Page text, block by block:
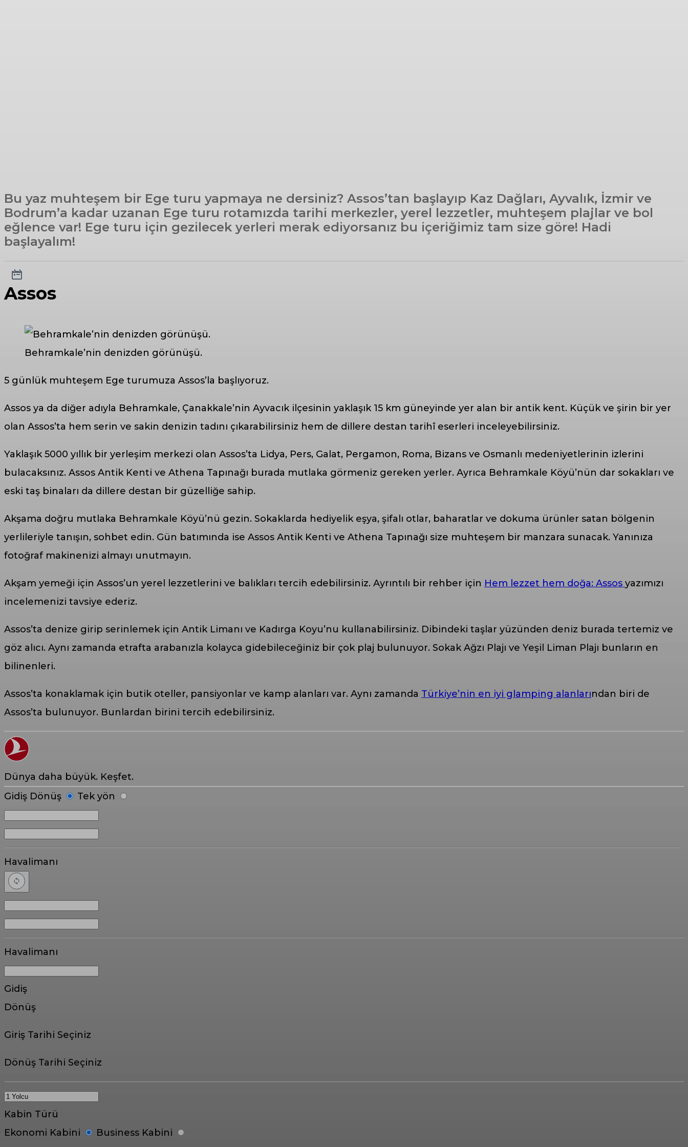
Bu yaz muhteşem bir Ege turu yapmaya ne dersiniz? Assos’tan başlayıp Kaz Dağları, Ayvalık, İzmir ve
Bodrum’a kadar uzanan Ege turu rotamızda tarihi merkezler, yerel lezzetler, muhteşem plajlar ve bol
eğlence var! Ege turu için gezilecek yerleri merak ediyorsanız bu içeriğimiz tam size göre! Hadi
başlayalım!
Assos
Behramkale’nin denizden görünüşü.
5 günlük muhteşem Ege turumuza Assos’la başlıyoruz.
Assos ya da diğer adıyla Behramkale, Çanakkale’nin Ayvacık ilçesinin yaklaşık 15 km güneyinde yer alan bir antik kent. Küçük ve şirin bir yer
olan Assos’ta hem serin ve sakin denizin tadını çıkarabilirsiniz hem de dillere destan tarihî eserleri inceleyebilirsiniz.
Yaklaşık 5000 yıllık bir yerleşim merkezi olan Assos’ta Lidya, Pers, Galat, Pergamon, Roma, Bizans ve Osmanlı medeniyetlerinin izlerini
bulacaksınız. Assos Antik Kenti ve Athena Tapınağı burada mutlaka görmeniz gereken yerler. Ayrıca Behramkale Köyü’nün dar sokakları ve
eski taş binaları da dillere destan bir güzelliğe sahip.
Akşama doğru mutlaka Behramkale Köyü’nü gezin. Sokaklarda hediyelik eşya, şifalı otlar, baharatlar ve dokuma ürünler satan bölgenin
yerlileriyle tanışın, sohbet edin. Gün batımında ise Assos Antik Kenti ve Athena Tapınağı size muhteşem bir manzara sunacak. Yanınıza
fotoğraf makinenizi almayı unutmayın.
Akşam yemeği için Assos’un yerel lezzetlerini ve balıkları tercih edebilirsiniz. Ayrıntılı bir rehber için Hem lezzet hem doğa: Assos yazımızı
incelemenizi tavsiye ederiz.
Assos’ta denize girip serinlemek için Antik Limanı ve Kadırga Koyu’nu kullanabilirsiniz. Dibindeki taşlar yüzünden deniz burada tertemiz ve
göz alıcı. Aynı zamanda etrafta arabanızla kolayca gidebileceğiniz bir çok plaj bulunuyor. Sokak Ağzı Plajı ve Yeşil Liman Plajı bunların en
bilinenleri.
Assos’ta konaklamak için butik oteller, pansiyonlar ve kamp alanları var. Aynı zamanda Türkiye’nin en iyi glamping alanlarından biri de
Assos’ta bulunuyor. Bunlardan birini tercih edebilirsiniz.
Dünya daha büyük. Keşfet.
Gidiş Dönüş
Tek yön
Havalimanı
Havalimanı
Gidiş
Dönüş
Giriş Tarihi Seçiniz
Dönüş Tarihi Seçiniz
Kabin Türü
Ekonomi Kabini
Business Kabini